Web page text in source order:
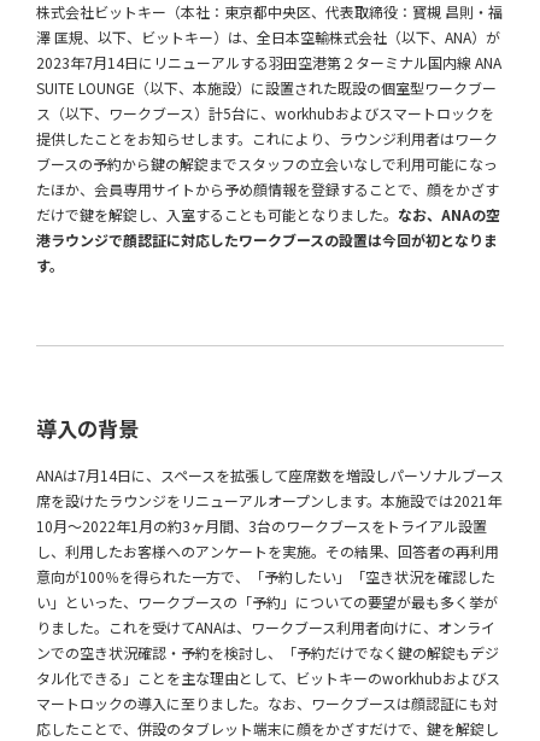
株式会社ビットキー（本社：東京都中央区、代表取締役：寳槻 昌則・福
澤 匡規、以下、ビットキー）は、全日本空輸株式会社（以下、ANA）が
2023年7月14日にリニューアルする羽田空港第２ターミナル国内線 ANA
SUITE LOUNGE（以下、本施設）に設置された既設の個室型ワークブー
ス（以下、ワークブース）計5台に、workhubおよびスマートロックを
提供したことをお知らせします。これにより、ラウンジ利用者はワーク
ブースの予約から鍵の解錠までスタッフの立会いなしで利用可能になっ
たほか、会員専用サイトから予め顔情報を登録することで、顔をかざす
だけで鍵を解錠し、入室することも可能となりました。 なお、ANAの空
港ラウンジで顔認証に対応したワークブースの設置は今回が初となりま
す。
導入の背景
ANAは7月14日に、スペースを拡張して座席数を増設しパーソナルブース
席を設けたラウンジをリニューアルオープンします。本施設では2021年
10月〜2022年1月の約3ヶ月間、3台のワークブースをトライアル設置
し、利用したお客様へのアンケートを実施。その結果、回答者の再利用
意向が100％を得られた一方で、「予約したい」「空き状況を確認した
い」といった、ワークブースの「予約」についての要望が最も多く挙が
りました。これを受けてANAは、ワークブース利用者向けに、オンライ
ンでの空き状況確認・予約を検討し、「予約だけでなく鍵の解錠もデジ
タル化できる」ことを主な理由として、ビットキーのworkhubおよびス
マートロックの導入に至りました。なお、ワークブースは顔認証にも対
応したことで、併設のタブレット端末に顔をかざすだけで、鍵を解錠し